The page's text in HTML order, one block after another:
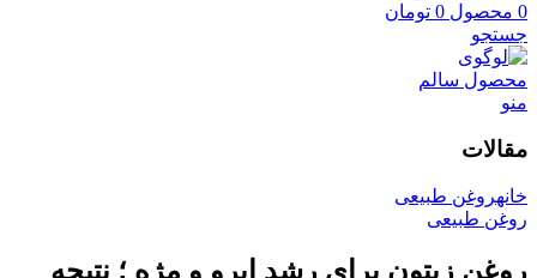
0 محصول 0 تومان
جستجو
منو
مقالات
خانهروغن طبیعی
روغن طبیعی
روغن زیتون برای رشد ابرو و مژه ؛ نتیجه